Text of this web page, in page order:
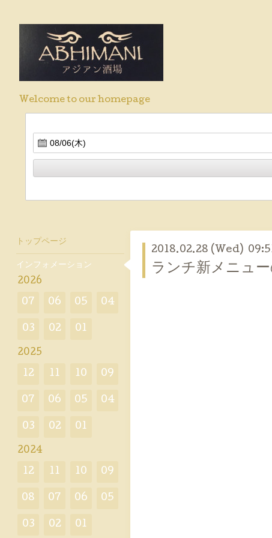
Welcome to our homepage
2018.02.28 (Wed)
ランチ新メニュ
トップページ
インフォメーション
2026
07 06 05 04
03 02 01
2025
12 11 10 09
07 06 05 04
03 02 01
2024
12 11 10 09
08 07 06 05
03 02 01